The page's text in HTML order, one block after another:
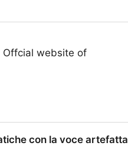
Offcial website of
con la voce artefatta